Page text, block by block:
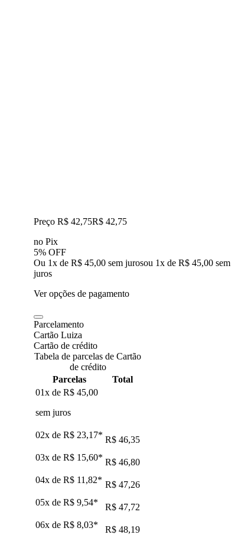
Preço R$ 42,75R$ 42,75
no Pix
5% OFF
Ou 1x de R$ 45,00 sem jurosou 1x de R$ 45,00 sem
juros
Ver opções de pagamento
Parcelamento
Cartão Luiza
Cartão de crédito
Tabela de parcelas de Cartão
de crédito
Parcelas
Total
01x de R$ 45,00
sem juros
02x de R$ 23,17* R$ 46,35
03x de R$ 15,60* R$ 46,80
04x de R$ 11,82* R$ 47,26
05x de R$ 9,54*
R$ 47,72
06x de R$ 8,03*
R$ 48,19